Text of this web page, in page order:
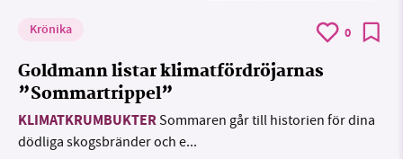
Krönika 0
Goldmann listar klimatfördröjarnas
”Sommartrippel”
KLIMATKRUMBUKTERSommaren går till historien för dina
dödliga skogsbränder och e...